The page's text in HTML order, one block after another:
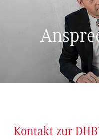
Kontakt zur